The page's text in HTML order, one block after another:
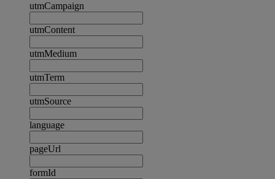
utmCampaign
utmContent
utmMedium
utmTerm
utmSource
language
pageUrl
formId